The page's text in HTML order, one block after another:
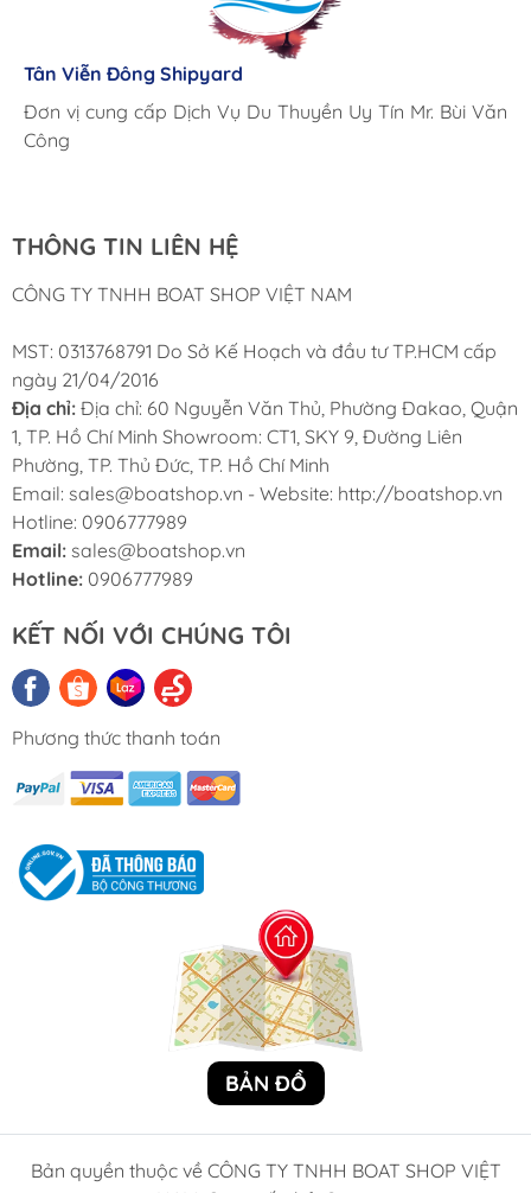
Tân Viễn Đông Shipyard
Đơn vị cung cấp Dịch Vụ Du Thuyền Uy Tín Mr. Bùi Văn
Công
Cung ứng sản phẩm nhanh chóng chuyên nghiệp
Chúng tôi có thể mua những sản phẩm tốt ngay tại Việt
Giá cả hợp lý, giao hàng nhanh chóng
THÔNG TIN LIÊN HỆ
CÔNG TY TNHH BOAT SHOP VIỆT NAM
MST: 0313768791 Do Sở Kế Hoạch và đầu tư TP.HCM cấp
ngày 21/04/2016
Địa chỉ: Địa chỉ: 60 Nguyễn Văn Thủ, Phường Đakao, Quận
1, TP. Hồ Chí Minh Showroom: CT1, SKY 9, Đường Liên
Phường, TP. Thủ Đức, TP. Hồ Chí Minh
Email: sales@boatshop.vn - Website: http://boatshop.vn
Hotline: 0906777989
Email: sales@boatshop.vn
Hotline: 0906777989
KẾT NỐI VỚI CHÚNG TÔI
Phương thức thanh toán
BẢN ĐỒ
Bản quyền thuộc về CÔNG TY TNHH BOAT SHOP VIỆT